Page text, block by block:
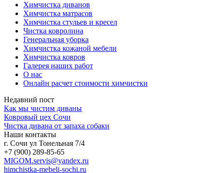
Химчистка диванов
Химчистка матрасов
Химчистка стульев и кресел
Чистка ковролина
Генеральная уборка
Химчистка кожаной мебели
Химчистка ковров
Галерея наших работ
О нас
Онлайн расчет стоимости химчистки
Недавний пост
Как мы чистим диваны
Ковровый цех Сочи
Чистка дивана от запаха собаки
Наши контакты
г. Сочи ул Тонельная 7/4
+7 (900) 289-85-65
MIGOM.servis@yandex.ru
himchistka-mebeli-sochi.ru